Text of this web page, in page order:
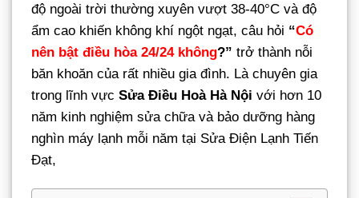
độ ngoài trời thường xuyên vượt 38-40°C và độ
ẩm cao khiến không khí ngột ngạt, câu hỏi “Có
nên bật điều hòa 24/24 không?” trở thành nỗi
băn khoăn của rất nhiều gia đình. Là chuyên gia
trong lĩnh vực Sửa Điều Hoà Hà Nội với hơn 10
năm kinh nghiệm sửa chữa và bảo dưỡng hàng
nghìn máy lạnh mỗi năm tại Sửa Điện Lạnh Tiến
Đạt,